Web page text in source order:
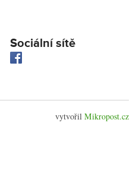
Sociální sítě
vytvořil Mikropost.cz